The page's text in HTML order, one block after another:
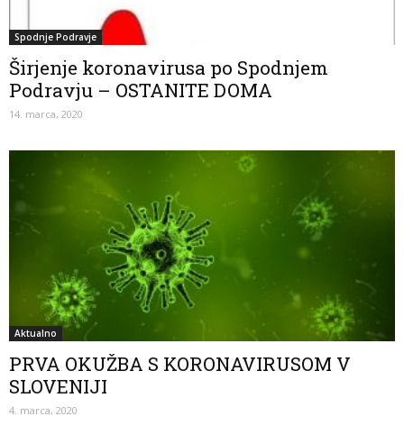
Spodnje Podravje
Širjenje koronavirusa po Spodnjem
Podravju – OSTANITE DOMA
14. marca, 2020
Aktualno
PRVA OKUŽBA S KORONAVIRUSOM V
SLOVENIJI
4. marca, 2020